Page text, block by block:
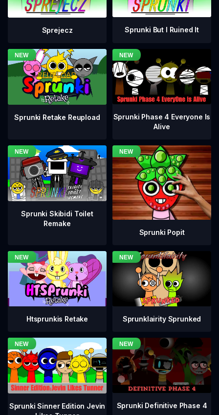
Sprejecz Sprunki But I Ruined It
Sprunki Retake Reupload
Sprunki Phase 4 Everyone Is
Alive
Sprunki Skibidi Toilet
Remake
Sprunki Popit
Htsprunkis Retake Sprunklairity Sprunked
Sprunki Sinner Edition Jevin
Sprunki Definitive Phase 4